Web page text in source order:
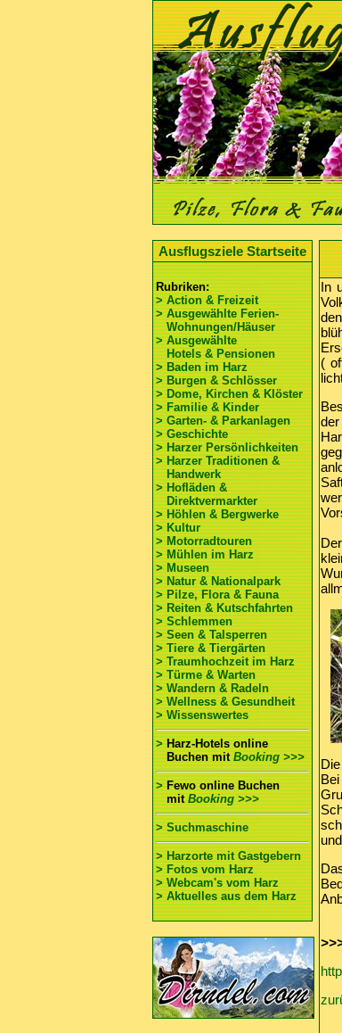
Ausflugsziele Startseite
Rubriken:
> Action & Freizeit
> Ausgewählte Ferien-
Wohnungen/Häuser
> Ausgewählte
Hotels & Pensionen
> Baden im Harz
> Burgen & Schlösser
> Dome, Kirchen & Klöster
> Familie & Kinder
> Garten- & Parkanlagen
> Geschichte
> Harzer Persönlichkeiten
> Harzer Traditionen &
Handwerk
> Hofläden &
Direktvermarkter
> Höhlen & Bergwerke
> Kultur
> Motorradtouren
> Mühlen im Harz
> Museen
> Natur & Nationalpark
> Pilze, Flora & Fauna
> Reiten & Kutschfahrten
> Schlemmen
> Seen & Talsperren
> Tiere & Tiergärten
> Traumhochzeit im Harz
> Türme & Warten
> Wandern & Radeln
> Wellness & Gesundheit
> Wissenswertes
>Harz-Hotels online
Buchen mit Booking >>>
>Fewo online Buchen
mitBooking >>>
> Suchmaschine
> Harzorte mit Gastgebern
> Fotos vom Harz
> Webcam's vom Harz
> Aktuelles aus dem Harz
In
(